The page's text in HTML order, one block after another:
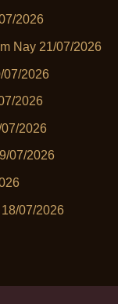
2026
Nay 21/07/2026
07/2026
2026
2026
07/2026
07/2026